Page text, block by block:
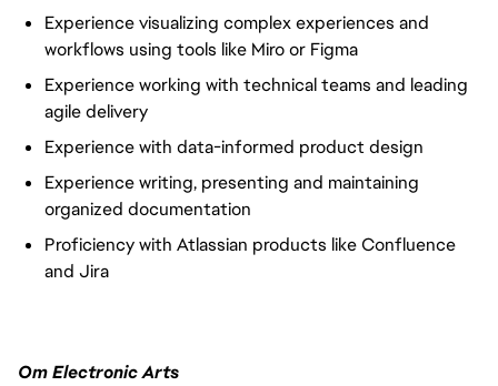
Experience visualizing complex experiences and
workflows using tools like Miro or Figma
Experience working with technical teams and leading
agile delivery
Experience with data-informed product design
Experience writing, presenting and maintaining
organized documentation
Proficiency with Atlassian products like Confluence
and Jira
Om Electronic Arts